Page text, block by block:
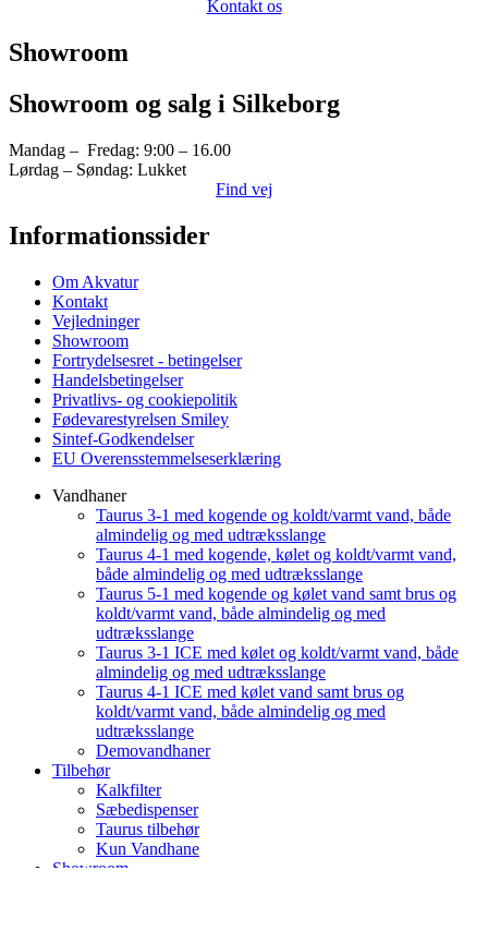
Kontakt os
Showroom
Showroom og salg i Silkeborg
Mandag – Fredag: 9:00 – 16.00
Lørdag – Søndag: Lukket
Find vej
Informationssider
Om Akvatur
Kontakt
Vejledninger
Showroom
Fortrydelsesret - betingelser
Handelsbetingelser
Privatlivs- og cookiepolitik
Fødevarestyrelsen Smiley
Sintef-Godkendelser
EU Overensstemmelseserklæring
Vandhaner
Taurus 3-1 med kogende og koldt/varmt vand, både
almindelig og med udtræksslange
Taurus 4-1 med kogende, kølet og koldt/varmt vand,
både almindelig og med udtræksslange
Taurus 5-1 med kogende og kølet vand samt brus og
koldt/varmt vand, både almindelig og med
udtræksslange
Taurus 3-1 ICE med kølet og koldt/varmt vand, både
almindelig og med udtræksslange
Taurus 4-1 ICE med kølet vand samt brus og
koldt/varmt vand, både almindelig og med
udtræksslange
Demovandhaner
Tilbehør
Kalkfilter
Sæbedispenser
Taurus tilbehør
Kun Vandhane
Showroom